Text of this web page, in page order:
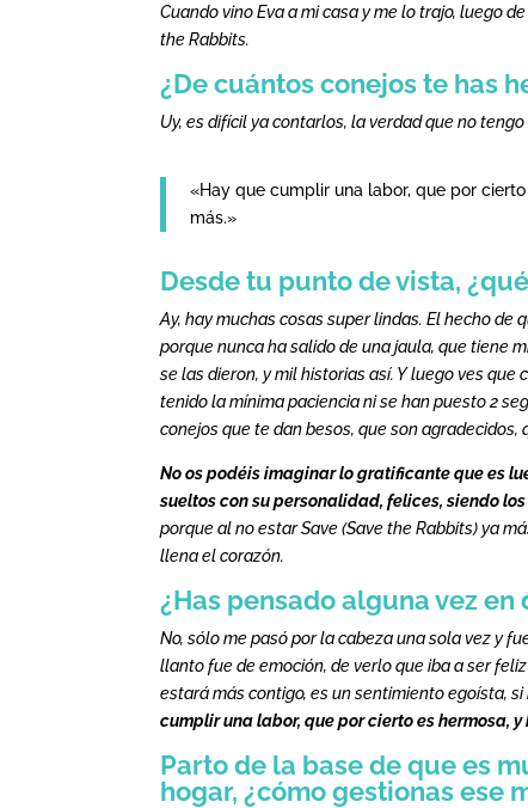
Cuando vino Eva a mi casa y me lo trajo, luego
the Rabbits.
¿De cuántos conejos te has
Uy, es difícil ya contarlos, la verdad que no
«Hay que cumplir una labor, que por
más.»
Desde tu punto de vista,
Ay, hay muchas cosas super lindas. El hecho
porque nunca ha salido de una jaula, que tiene
se las dieron, y mil historias así. Y luego ves
tenido la mínima paciencia ni se han puesto 2
conejos que te dan besos, que son agradecidos,
No os podéis imaginar lo gratificante que es
sueltos con su personalidad, felices, siendo
porque al no estar Save (Save the Rabbits) ya
llena el corazón.
¿Has pensado alguna vez en
No, sólo me pasó por la cabeza una sola vez y
llanto fue de emoción, de verlo que iba a ser
estará más contigo, es un sentimiento egoísta,
cumplir una labor, que por cierto es hermosa,
Parto de la base de que es
hogar, ¿cómo gestionas ese